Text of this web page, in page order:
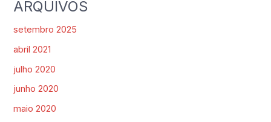
ARQUIVOS
setembro 2025
abril 2021
julho 2020
junho 2020
maio 2020